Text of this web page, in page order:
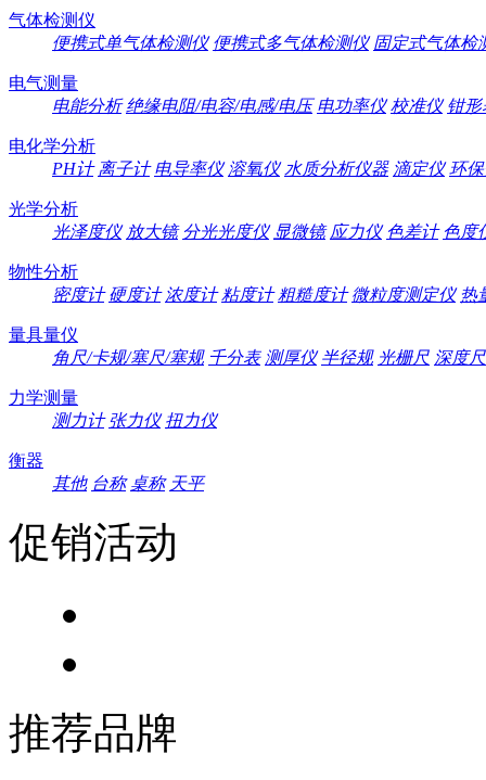
气体检测仪
便携式单气体检测仪 便携式多气体检测仪 固定式气体检
电气测量
电能分析 绝缘电阻/电容/电感/电压 电功率仪 校准仪 钳形
电化学分析
PH计 离子计 电导率仪 溶氧仪 水质分析仪器 滴定仪 环
光学分析
光泽度仪 放大镜 分光光度仪 显微镜 应力仪 色差计 色度
物性分析
密度计 硬度计 浓度计 粘度计 粗糙度计 微粒度测定仪 热
量具量仪
角尺/卡规/塞尺/塞规 千分表 测厚仪 半径规 光栅尺 深度尺
力学测量
测力计 张力仪 扭力仪
衡器
其他 台称 桌称 天平
促销活动
推荐品牌